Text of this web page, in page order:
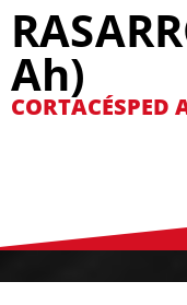
Ah)
CORTACÉSPED